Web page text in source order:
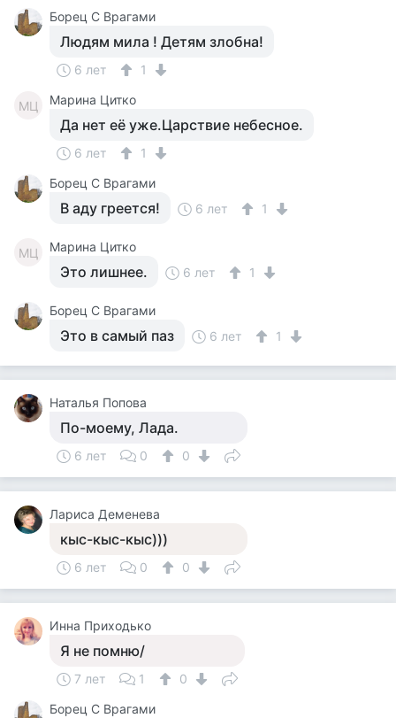
Борец С Врагами
Людям мила ! Детям злобна!
6 лет 1
МЦ Марина Цитко
Да нет её уже.Царствие небесное.
6 лет
1
Борец С Врагами
В аду греется! 6 лет 1
МЦ Марина Цитко
Это лишнее. 6 лет 1
Борец С Врагами
Это в самый паз 6 лет 1
Наталья Попова
По-моему, Лада.
6 лет 0 0
Лариса Деменева
кыс-кыс-кыс)))
6 лет 0 0
Инна Приходько
Я не помню/
7 лет 1
0
Борец С Врагами